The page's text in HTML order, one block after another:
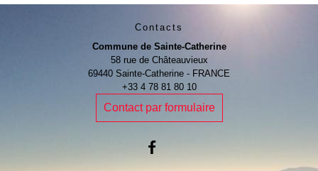
Contacts
Commune de Sainte-Catherine
58 rue de Châteauvieux
69440 Sainte-Catherine - FRANCE
+33 4 78 81 80 10
Contact par formulaire